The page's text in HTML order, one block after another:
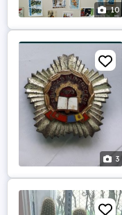
10
3